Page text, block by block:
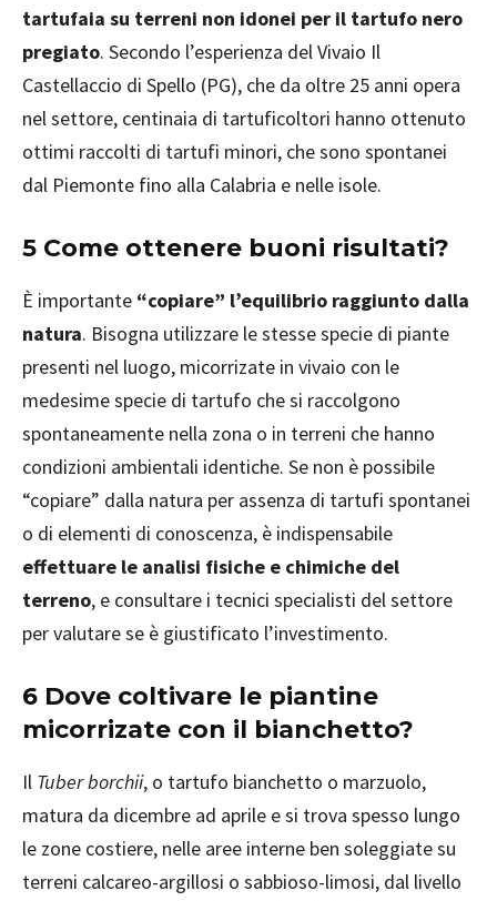
tartufaia su terreni non idonei per il tartufo nero
pregiato. Secondo l’esperienza del Vivaio Il
Castellaccio di Spello (PG), che da oltre 25 anni opera
nel settore, centinaia di tartuficoltori hanno ottenuto
ottimi raccolti di tartufi minori, che sono spontanei
dal Piemonte fino alla Calabria e nelle isole.
5 Come ottenere buoni risultati?
È importante “copiare” l’equilibrio raggiunto dalla
natura. Bisogna utilizzare le stesse specie di piante
presenti nel luogo, micorrizate in vivaio con le
medesime specie di tartufo che si raccolgono
spontaneamente nella zona o in terreni che hanno
condizioni ambientali identiche. Se non è possibile
“copiare” dalla natura per assenza di tartufi spontanei
o di elementi di conoscenza, è indispensabile
effettuare le analisi fisiche e chimiche del
terreno, e consultare i tecnici specialisti del settore
per valutare se è giustificato l’investimento.
6 Dove coltivare le piantine
micorrizate con il bianchetto?
Il Tuber borchii, o tartufo bianchetto o marzuolo,
matura da dicembre ad aprile e si trova spesso lungo
le zone costiere, nelle aree interne ben soleggiate su
terreni calcareo-argillosi o sabbioso-limosi, dal livello